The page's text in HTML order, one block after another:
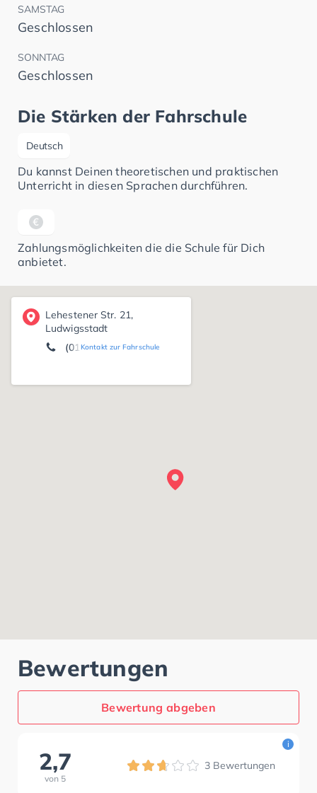
SAMSTAG
Geschlossen
SONNTAG
Geschlossen
Die Stärken der Fahrschule
Deutsch
Du kannst Deinen theoretischen und praktischen
Unterricht in diesen Sprachen durchführen.
Zahlungsmöglichkeiten die die Schule für Dich
anbietet.
Lehestener Str. 21,
Ludwigsstadt
Kontakt zur Fahrschule
(0170) 3 65 36 58
Bewertungen
Bewertung abgeben
2,7
von 5
3 Bewertungen
i